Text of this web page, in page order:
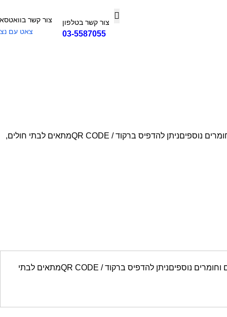
צור קשר בטלפון
03-5587055
צור קשר
צאט עם
ידונים להדפסה במדפסת טרמיתישנם מידות לילדים ולמבוגרים ובצבעים שוניםהדפסה מהירה ואיכותית של ידוניםלהדפסה עמידה במים וחומרים נוספיםניתן להדפיס ברקוד / QR CODEמתאים לבתי חולים,
ידונים להדפסה במדפסת טרמיתישנם מידות לילדים ולמבוגרים ובצבעים שוניםהדפסה מהירה ואיכותית של ידוניםלהדפסה עמידה במים וחומרים נוספיםניתן להדפיס ברקוד / QR CODEמתאים לבתי